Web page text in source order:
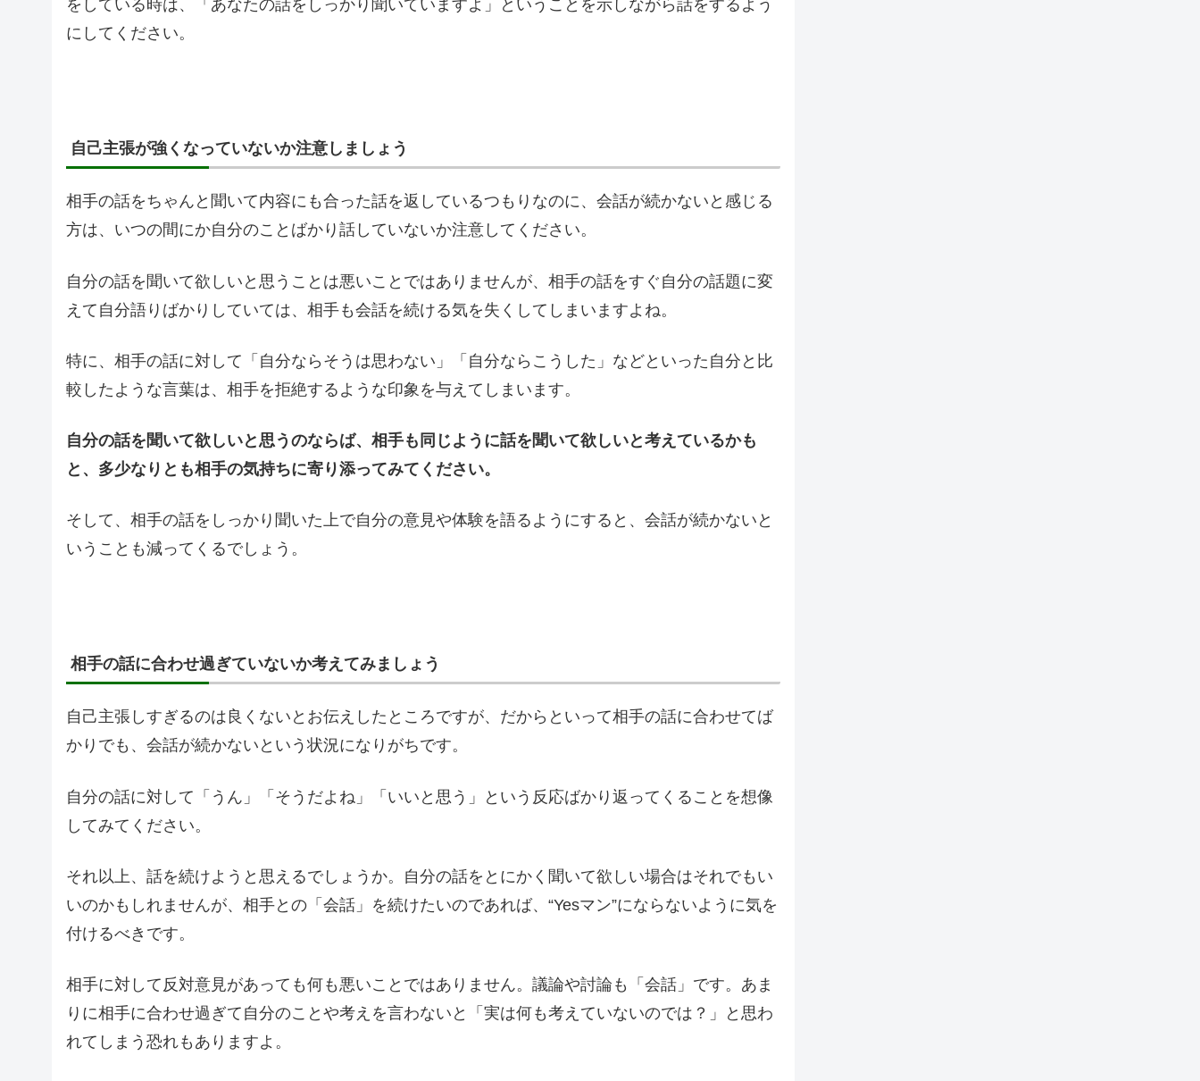
をしている時は、「あなたの話をしっかり聞いていますよ」ということを示しながら話をするよう
にしてください。
自己主張が強くなっていないか注意しましょう
相手の話をちゃんと聞いて内容にも合った話を返しているつもりなのに、会話が続かないと感じる
方は、いつの間にか自分のことばかり話していないか注意してください。
自分の話を聞いて欲しいと思うことは悪いことではありませんが、相手の話をすぐ自分の話題に変
えて自分語りばかりしていては、相手も会話を続ける気を失くしてしまいますよね。
特に、相手の話に対して「自分ならそうは思わない」「自分ならこうした」などといった自分と比
較したような言葉は、相手を拒絶するような印象を与えてしまいます。
自分の話を聞いて欲しいと思うのならば、相手も同じように話を聞いて欲しいと考えているかも
と、多少なりとも相手の気持ちに寄り添ってみてください。
そして、相手の話をしっかり聞いた上で自分の意見や体験を語るようにすると、会話が続かないと
いうことも減ってくるでしょう。
相手の話に合わせ過ぎていないか考えてみましょう
自己主張しすぎるのは良くないとお伝えしたところですが、だからといって相手の話に合わせてば
かりでも、会話が続かないという状況になりがちです。
自分の話に対して「うん」「そうだよね」「いいと思う」という反応ばかり返ってくることを想像
してみてください。
それ以上、話を続けようと思えるでしょうか。自分の話をとにかく聞いて欲しい場合はそれでもい
いのかもしれませんが、相手との「会話」を続けたいのであれば、“Yesマン”にならないように気を
付けるべきです。
相手に対して反対意見があっても何も悪いことではありません。議論や討論も「会話」です。あま
りに相手に合わせ過ぎて自分のことや考えを言わないと「実は何も考えていないのでは？」と思わ
れてしまう恐れもありますよ。